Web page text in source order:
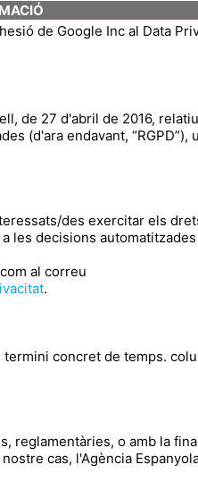
de Google Inc al Data
de 27 d'abril de 2016,
(d'ara endavant, “RGPD”),
des exercitar els
les decisions
al correu
.
concret de temps.
reglamentàries, o amb la
cas, l'Agència